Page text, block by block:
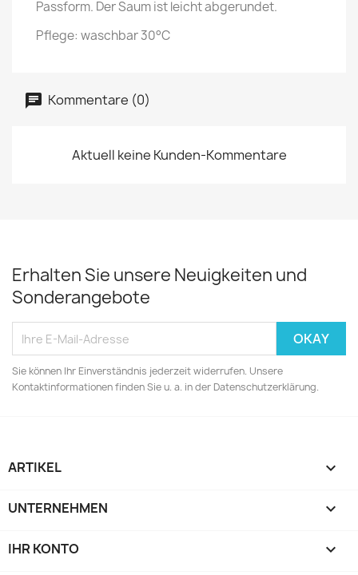
Passform. Der Saum ist leicht abgerundet.
Pflege: waschbar 30°C
Kommentare (0)
Aktuell keine Kunden-Kommentare
Erhalten Sie unsere Neuigkeiten und
Sonderangebote
Sie können Ihr Einverständnis jederzeit widerrufen. Unsere
Kontaktinformationen finden Sie u. a. in der Datenschutzerklärung.
ARTIKEL 
UNTERNEHMEN 
IHR KONTO 